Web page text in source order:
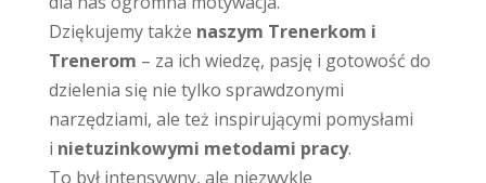
Dziękujemy także naszym Trenerkom i
Trenerom – za ich wiedzę, pasję i gotowość do
dzielenia się nie tylko sprawdzonymi
narzędziami, ale też inspirującymi pomysłami
i nietuzinkowymi metodami pracy.
To był intensywny, ale niezwykle